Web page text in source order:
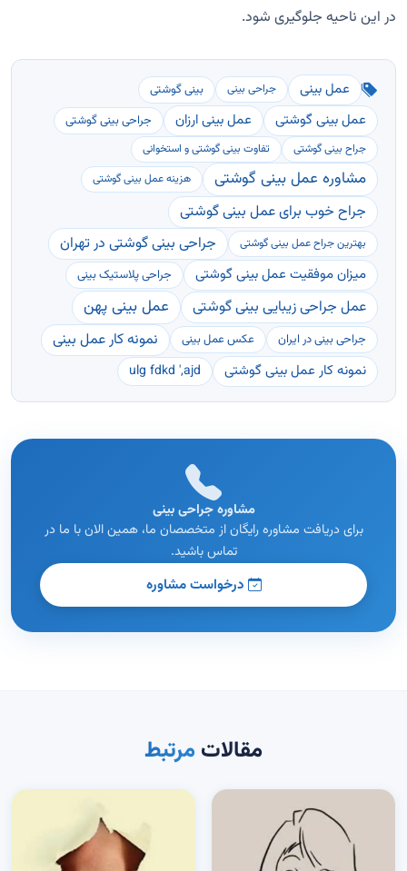
در این ناحیه جلوگیری شود.
عمل بینی جراحی بینی بینی گوشتی
عمل بینی گوشتی عمل بینی ارزان جراحی بینی گوشتی
جراح بینی گوشتی تفاوت بینی گوشتی و استخوانی
مشاوره عمل بینی گوشتی هزینه عمل بینی گوشتی
جراح خوب برای عمل بینی گوشتی
بهترین جراح عمل بینی گوشتی جراحی بینی گوشتی در تهران
میزان موفقیت عمل بینی گوشتی جراحی پلاستیک بینی
عمل جراحی زیبایی بینی گوشتی عمل بینی پهن
جراحی بینی در ایران عکس عمل بینی نمونه کار عمل بینی
نمونه کار عمل بینی گوشتی ulg fdkd ',ajd
مشاوره جراحی بینی
برای دریافت مشاوره رایگان از متخصصان ما، همین الان با ما در
تماس باشید.
درخواست مشاوره
مقالاتمرتبط